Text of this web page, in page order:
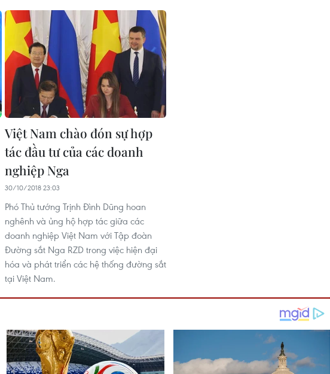
Việt Nam chào đón sự hợp
tác đầu tư của các doanh
nghiệp Nga
30/10/2018 23:03
Phó Thủ tướng Trịnh Đình Dũng hoan
nghênh và ủng hộ hợp tác giữa các
doanh nghiệp Việt Nam với Tập đoàn
Đường sắt Nga RZD trong việc hiện đại
hóa và phát triển các hệ thống đường sắt
tại Việt Nam.